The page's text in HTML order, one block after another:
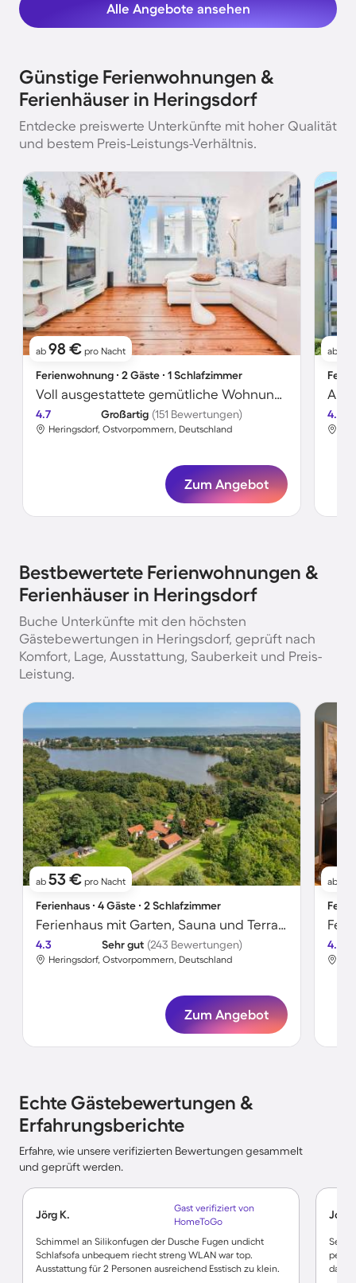
Alle Angebote ansehen
Günstige Ferienwohnungen &
Ferienhäuser in Heringsdorf
Entdecke preiswerte Unterkünfte mit hoher Qualität
und bestem Preis-Leistungs-Verhältnis.
ab 98 € pro Nacht
Ferienwohnung ∙ 2 Gäste ∙ 1 Schlafzimmer
Voll ausgestattete gemütliche Wohnung | Strand in der Nähe
4.7 Großartig (151 Bewertungen)
Heringsdorf, Ostvorpommern, Deutschland
Zum Angebot
ab
4.7
Bestbewertete Ferienwohnungen &
Ferienhäuser in Heringsdorf
Buche Unterkünfte mit den höchsten
Gästebewertungen in Heringsdorf, geprüft nach
Komfort, Lage, Ausstattung, Sauberkeit und Preis-
Leistung.
ab 53 € pro Nacht
Ferienhaus ∙ 4 Gäste ∙ 2 Schlafzimmer
Ferienhaus mit Garten, Sauna und Terrasse
4.3 Sehr gut (243 Bewertungen)
Heringsdorf, Ostvorpommern, Deutschland
Zum Angebot
ab
4.8
Echte Gästebewertungen &
Erfahrungsberichte
Erfahre, wie unsere verifizierten Bewertungen gesammelt
und geprüft werden.
Jörg K.
Gast verifiziert von
HomeToGo
Schimmel an Silikonfugen der Dusche Fugen undicht
Schlafsofa unbequem riecht streng WLAN war top.
Ausstattung für 2 Personen ausreichend Esstisch zu klein.
Sehr
da,